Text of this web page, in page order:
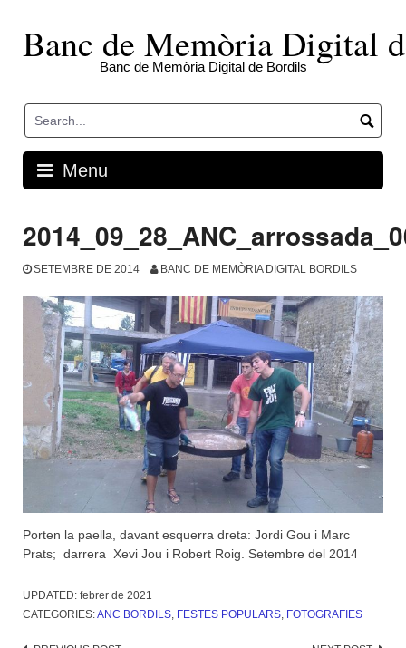
contentBanc de Memòria Digital
Banc de Memòria Digital de Bordils
Menu
SETEMBRE DE 2014 BANC DE MEMÒRIA DIGITAL BORDILS
Porten la paella, davant esquerra dreta: Jordi Gou i Marc
Prats; darrera Xevi Jou i Robert Roig. Setembre del 2014
UPDATED: febrer de 2021
CATEGORIES:ANC BORDILS, FESTES POPULARS, FOTOGRAFIES